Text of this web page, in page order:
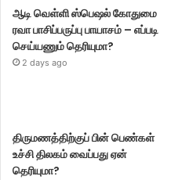
ஆடி வெள்ளி ஸ்பெஷல் கோதுமை
ரவா பாசிப்பருப்பு பாயாசம் – எப்படி
செய்யணும் தெரியுமா?
2 days ago
திருமணத்திற்குப் பின் பெண்கள்
உச்சி திலகம் வைப்பது ஏன்
தெரியுமா?